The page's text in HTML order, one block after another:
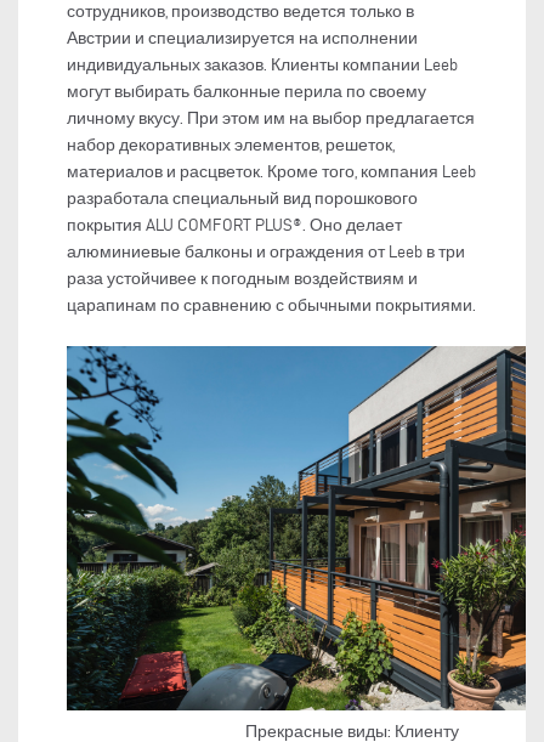
сотрудников, производство ведется только в
Австрии и специализируется на исполнении
индивидуальных заказов. Клиенты компании Leeb
могут выбирать балконные перила по своему
личному вкусу. При этом им на выбор предлагается
набор декоративных элементов, решеток,
материалов и расцветок. Кроме того, компания Leeb
разработала специальный вид порошкового
покрытия ALU COMFORT PLUS®. Оно делает
алюминиевые балконы и ограждения от Leeb в три
раза устойчивее к погодным воздействиям и
царапинам по сравнению с обычными покрытиями.
Прекрасные виды: Клиенту